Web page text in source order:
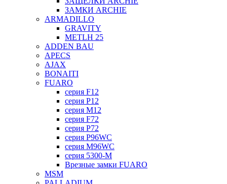
ЗАМКИ ARCHIE
ARMADILLO
GRAVITY
METLH 25
ADDEN BAU
APECS
AJAX
BONAITI
FUARO
серия F12
серия P12
серия M12
серия F72
серия P72
серия P96WC
серия M96WC
серия 5300-M
Врезные замки FUARO
MSM